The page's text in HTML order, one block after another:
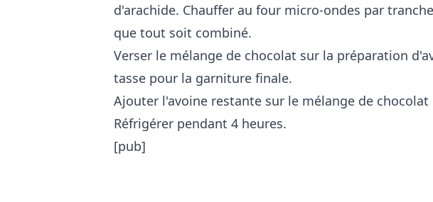
d'arachide. Chauffer au four micro-ondes par
que tout soit combiné.
Verser le mélange de chocolat sur la préparation
tasse pour la garniture finale.
Ajouter l'avoine restante sur le mélange de
Réfrigérer pendant 4 heures.
[pub]